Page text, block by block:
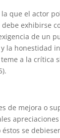
que el actor
exhibirse
de un
la honestidad
a la crítica
de mejora o
se